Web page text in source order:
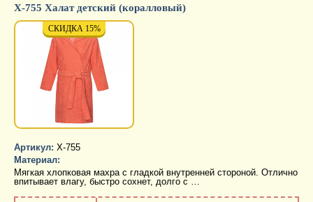
Х-755 Халат детский (коралловый)
СКИДКА 15%
Артикул: Х-755
Материал:
Мягкая хлопковая махра с гладкой внутренней стороной. Отлично
впитывает влагу, быстро сохнет, долго с …